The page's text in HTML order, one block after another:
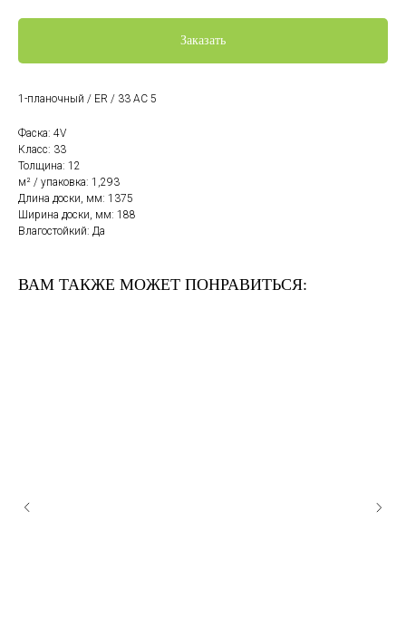
Заказать
1-планочный / ER / 33 AC 5
Фаска: 4V
Класс: 33
Толщина: 12
м² / упаковка: 1,293
Длина доски, мм: 1375
Ширина доски, мм: 188
Влагостойкий: Да
ВАМ ТАКЖЕ МОЖЕТ ПОНРАВИТЬСЯ: